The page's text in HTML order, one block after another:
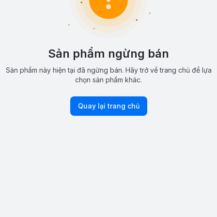
Sản phẩm ngừng bán
Sản phẩm này hiện tại đã ngừng bán. Hãy trở về trang chủ để lựa
chọn sản phẩm khác.
Quay lại trang chủ